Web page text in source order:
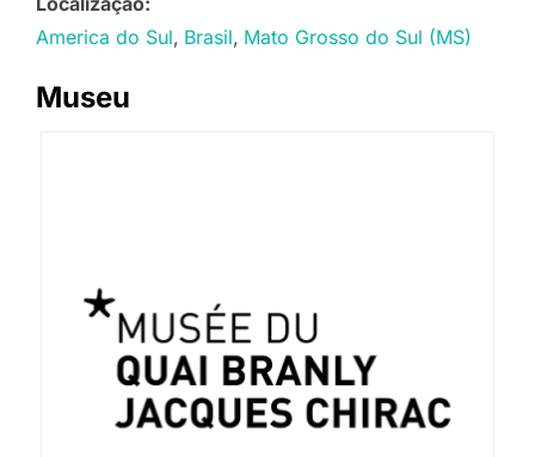
America do Sul Brasil Mato Grosso do Sul (MS)
Museu